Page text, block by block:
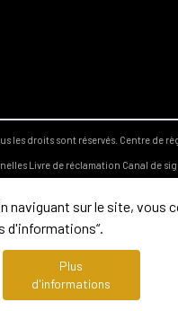
les droits sont réservés. Centre de
Livre de réclamation Canal de
sur le site, vous
d'informations“.
Plus
d'informations